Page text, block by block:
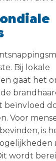
Bij lokale
gaat het
beïnvloed
Voor
is
wordt